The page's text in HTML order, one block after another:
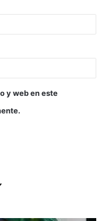
y web en este